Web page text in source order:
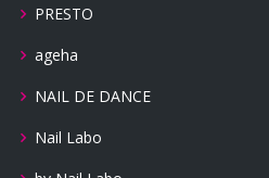
PRESTO
ageha
NAIL DE DANCE
Nail Labo